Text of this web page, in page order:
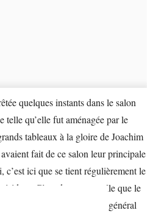
quelques instants dans le salon
telle qu’elle fut aménagée par le
tableaux à la gloire de Joachim
fait de ce salon leur principale
c’est ici que se tient régulièrement le
C’est dans cette salle que le
a été signé par le général